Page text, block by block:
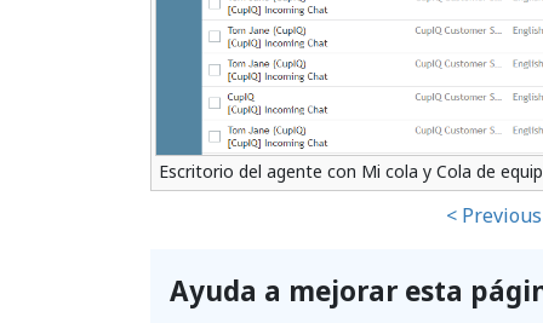
Escritorio del agente con Mi cola y Cola de
< Previous
Ayuda a mejorar esta